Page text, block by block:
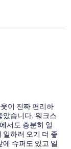
이 진짜 편리하
았습니다. 워크스
서도 충분히 일
하러 오기 더 좋
슈퍼도 있고 일